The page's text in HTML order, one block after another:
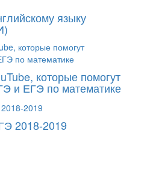
языку
которые помогут
и ЕГЭ по математике
2018-2019